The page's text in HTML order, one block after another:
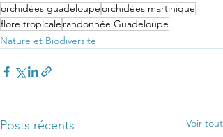
orchidées guadeloupeorchidées martinique
flore tropicale randonnée Guadeloupe
Nature et Biodiversité
Posts récents Voir tout